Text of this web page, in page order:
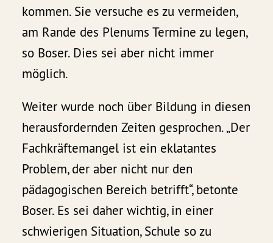
kommen. Sie versuche es zu vermeiden,
am Rande des Plenums Termine zu legen,
so Boser. Dies sei aber nicht immer
möglich.
Weiter wurde noch über Bildung in diesen
herausfordernden Zeiten gesprochen. „Der
Fachkräftemangel ist ein eklatantes
Problem, der aber nicht nur den
pädagogischen Bereich betrifft“, betonte
Boser. Es sei daher wichtig, in einer
schwierigen Situation, Schule so zu